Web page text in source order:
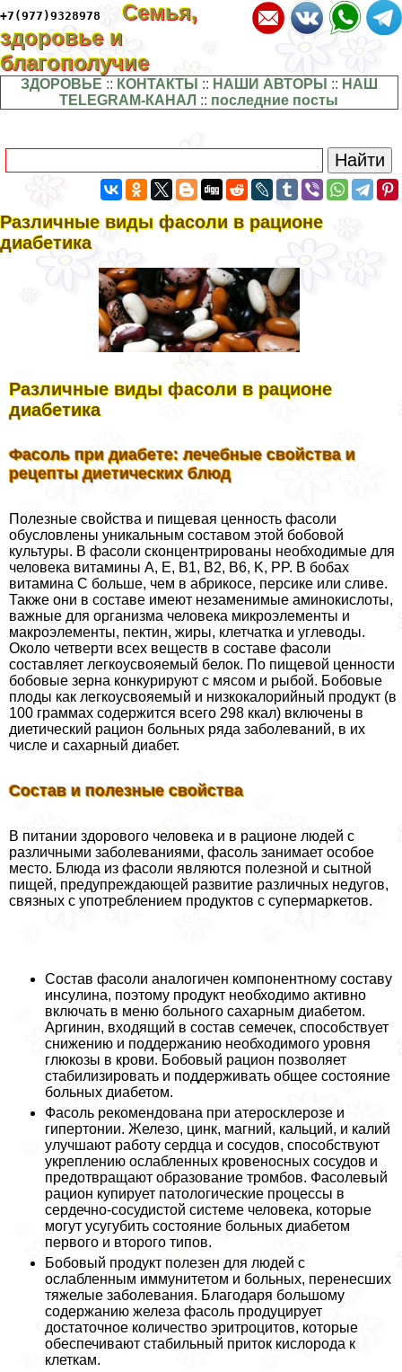
+7(977)9328978
Семья,
здоровье и
благополучие
ЗДОРОВЬЕ :: КОНТАКТЫ :: НАШИ АВТОРЫ :: НАШ
TELEGRAM-КАНАЛ :: последние посты
Различные виды фасоли в рационе
диабетика
Различные виды фасоли в рационе
диабетика
Фасоль при диабете: лечебные свойства и
рецепты диетических блюд
Полезные свойства и пищевая ценность фасоли
обусловлены уникальным составом этой бобовой
культуры. В фасоли сконцентрированы необходимые для
человека витамины A, E, B1, B2, B6, K, PP. В бобах
витамина С больше, чем в абрикосе, персике или сливе.
Также они в составе имеют незаменимые аминокислоты,
важные для организма человека микроэлементы и
макроэлементы, пектин, жиры, клетчатка и углеводы.
Около четверти всех веществ в составе фасоли
составляет легкоусвояемый белок. По пищевой ценности
бобовые зерна конкурируют с мясом и рыбой. Бобовые
плоды как легкоусвояемый и низкокалорийный продукт (в
100 граммах содержится всего 298 ккал) включены в
диетический рацион больных ряда заболеваний, в их
числе и сахарный диабет.
Состав и полезные свойства
В питании здорового человека и в рационе людей с
различными заболеваниями, фасоль занимает особое
место. Блюда из фасоли являются полезной и сытной
пищей, предупреждающей развитие различных недугов,
связных с употрeблением продуктов с супермаркетов.
Состав фасоли аналогичен компонентному составу
инсулина, поэтому продукт необходимо активно
включать в меню больного сахарным диабетом.
Аргинин, входящий в состав семечек, способствует
снижению и поддержанию необходимого уровня
глюкозы в крови. Бобовый рацион позволяет
стабилизировать и поддерживать общее состояние
больных диабетом.
Фасоль рекомендована при атеросклерозе и
гипертонии. Железо, цинк, магний, кальций, и калий
улучшают работу сердца и сосудов, способствуют
укреплению ослабленных кровеносных сосудов и
предотвращают образование тромбов. Фасолевый
рацион купирует патологические процессы в
сердечно-сосудистой системе человека, которые
могут усугубить состояние больных диабетом
первого и второго типов.
Бобовый продукт полезен для людей с
ослабленным иммунитетом и больных, перенесших
тяжелые заболевания. Благодаря большому
содержанию железа фасоль продуцирует
достаточное количество эритроцитов, которые
обеспечивают стабильный приток кислорода к
клеткам.